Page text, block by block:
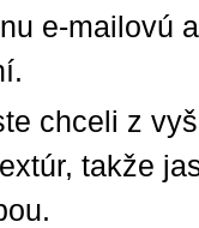
e-mailovú
chceli z
takže